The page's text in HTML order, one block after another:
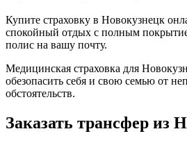
Купите страховку в Новокузнецк
спокойный отдых с полным
полис на вашу почту.
Медицинская страховка для
обезопасить себя и свою семью от
обстоятельств.
Заказать трансфер из